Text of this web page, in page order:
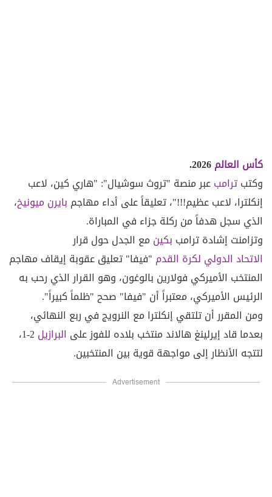
كأس العالم
وكتبترامبعبر منصة "تروث سوشيال": "هاري كين، لاعب
إنكلترا، لاعب عظيم!!!"، تعليقاً على أداء مهاجم بايرن ميونيخ،
الذي سجل هدفاً من ركلة جزاء في المباراة.
وتزامنت إشادة ترامب بكين مع الجدل حول قرار
الاتحاد الدولي لكرة القدم "فيفا" تعليق عقوبة إيقاف مهاجم
المنتخب الأميركي فولارين بالوغون، وهو القرار الذي رحب به
الرئيس الأميركي، معتبراً أن "فيفا" صحح "ظلماً كبيراً".
ومن المقرر أن تلتقي إنكلترا مع النرويج في ربع النهائي،
بعدما قاد إيرلينغ هالاند منتخب بلاده للفوز على البرازيل
2-1،
لتتجه الأنظار إلى مواجهة قوية بين المنتخبين.
Advertisement